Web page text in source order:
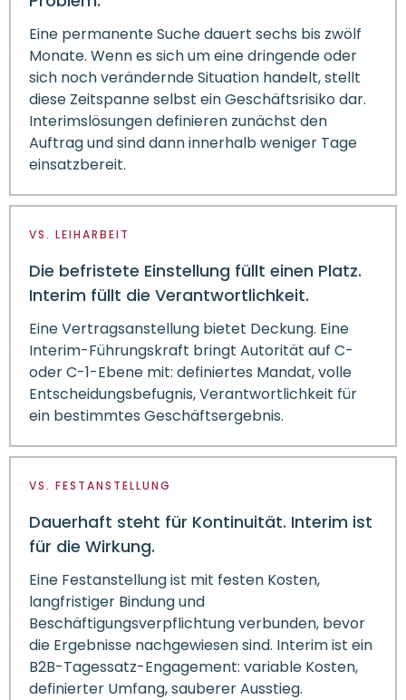
Eine permanente Suche dauert sechs bis zwölf
Monate. Wenn es sich um eine dringende oder
sich noch verändernde Situation handelt, stellt
diese Zeitspanne selbst ein Geschäftsrisiko dar.
Interimslösungen definieren zunächst den
Auftrag und sind dann innerhalb weniger Tage
einsatzbereit.
VS. LEIHARBEIT
Die befristete Einstellung füllt einen Platz.
Interim füllt die Verantwortlichkeit.
Eine Vertragsanstellung bietet Deckung. Eine
Interim-Führungskraft bringt Autorität auf C-
oder C-1-Ebene mit: definiertes Mandat, volle
Entscheidungsbefugnis, Verantwortlichkeit für
ein bestimmtes Geschäftsergebnis.
VS. FESTANSTELLUNG
Dauerhaft steht für Kontinuität. Interim ist
für die Wirkung.
Eine Festanstellung ist mit festen Kosten,
langfristiger Bindung und
Beschäftigungsverpflichtung verbunden, bevor
die Ergebnisse nachgewiesen sind. Interim ist ein
B2B-Tagessatz-Engagement: variable Kosten,
definierter Umfang, sauberer Ausstieg.